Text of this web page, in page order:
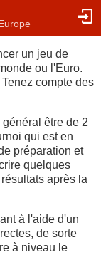
un jeu de
ou l'Euro.
compte des
être de 2
qui est en
préparation et
quelques
après la
à l'aide d'un
de sorte
à niveau le